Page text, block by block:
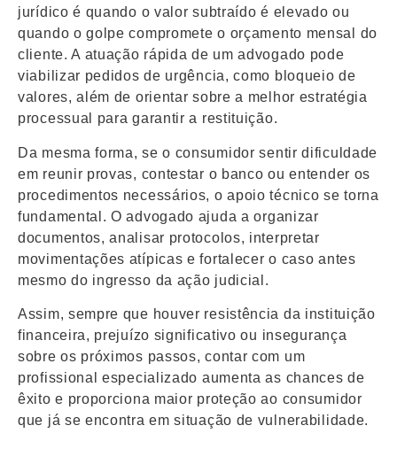
jurídico é quando o valor subtraído é elevado ou
quando o golpe compromete o orçamento mensal do
cliente. A atuação rápida de um advogado pode
viabilizar pedidos de urgência, como bloqueio de
valores, além de orientar sobre a melhor estratégia
processual para garantir a restituição.
Da mesma forma, se o consumidor sentir dificuldade
em reunir provas, contestar o banco ou entender os
procedimentos necessários, o apoio técnico se torna
fundamental. O advogado ajuda a organizar
documentos, analisar protocolos, interpretar
movimentações atípicas e fortalecer o caso antes
mesmo do ingresso da ação judicial.
Assim, sempre que houver resistência da instituição
financeira, prejuízo significativo ou insegurança
sobre os próximos passos, contar com um
profissional especializado aumenta as chances de
êxito e proporciona maior proteção ao consumidor
que já se encontra em situação de vulnerabilidade.